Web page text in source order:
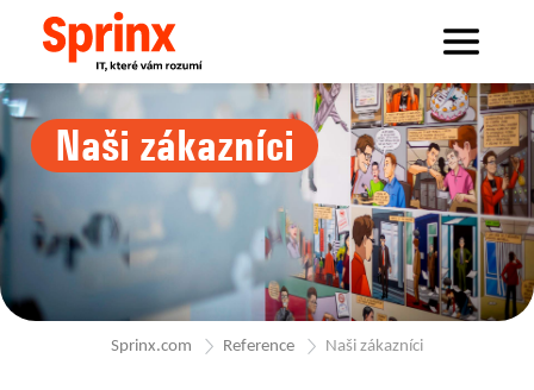
Naši zákazníci
Sprinx.com Reference Naši zákazníci